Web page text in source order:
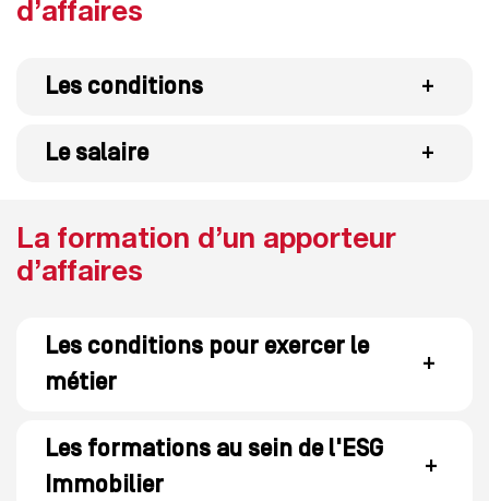
d’affaires
Les conditions +
Le salaire +
La formation d’un apporteur
d’affaires
Les conditions pour exercer le
métier
+
Les formations au sein de l'ESG
Immobilier
+